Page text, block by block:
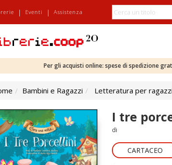
| Eventi | Assistenza
Per gli acquisti online: spese di spedizione
Bambini e Ragazzi Letteratura per ragazzi
I tre
di
CARTACEO